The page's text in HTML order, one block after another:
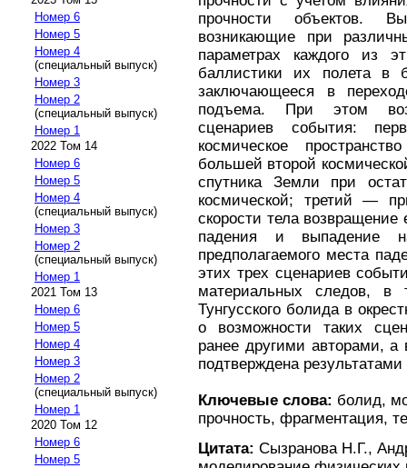
Номер 6
Номер 5
Номер 4
(специальный выпуск)
Номер 3
Номер 2
(специальный выпуск)
Номер 1
2022 Том 14
Номер 6
Номер 5
Номер 4
(специальный выпуск)
Номер 3
Номер 2
(специальный выпуск)
Номер 1
2021 Том 13
Номер 6
Номер 5
Номер 4
Номер 3
Номер 2
(специальный выпуск)
Номер 1
2020 Том 12
Номер 6
Номер 5
прочности объектов.
возникающие при
параметрах каждого из
баллистики их полета в
заключающееся в
подъема. При этом
сценариев события:
космическое
большей второй
спутника Земли при
космической; третий —
скорости тела возвращение
падения и выпадение
предполагаемого места
этих трех сценариев
материальных следов,
Тунгусского болида в
о возможности таких
ранее другими авторами,
подтверждена
Ключевые слова: болид,
прочность, фрагментация,
Цитата: Сызранова Н.Г.,